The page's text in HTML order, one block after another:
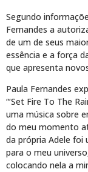
Segundo
Fernandes a
de um de seus
essência e a força
que apresenta
Paula Fernandes
“‘Set Fire To The
uma música sobre
do meu momento
da própria Adele foi
para o meu
colocando nela a